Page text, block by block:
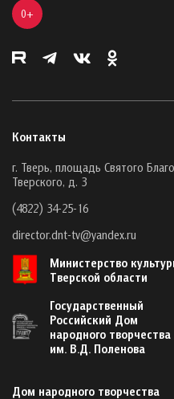
0+
Контакты
г. Тверь, площадь Святого
Тверского, д. 3
(4822) 34-25-16
director.dnt-tv@yandex.ru
Министерство
Тверской области
Государственный
Российский Дом
народного творчества
им. В.Д. Поленова
Дом народного творчества